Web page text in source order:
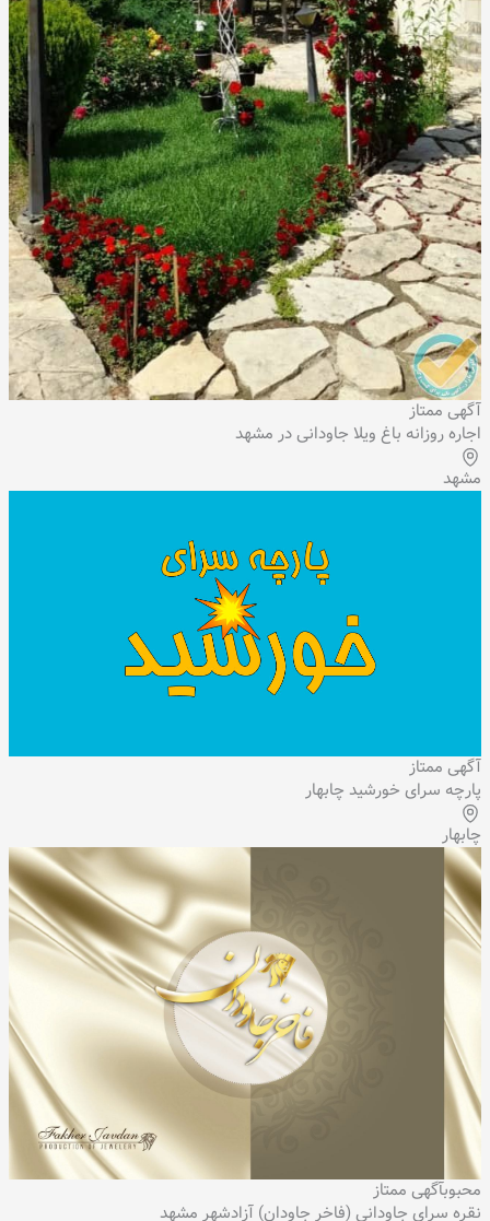
آگهی ممتاز
اجاره روزانه باغ ویلا جاودانی در مشهد
مشهد
آگهی ممتاز
پارچه سرای خورشید چابهار
چابهار
محبوبآگهی ممتاز
نقره سرای جاودانی (فاخر جاودان) آزادشهر مشهد